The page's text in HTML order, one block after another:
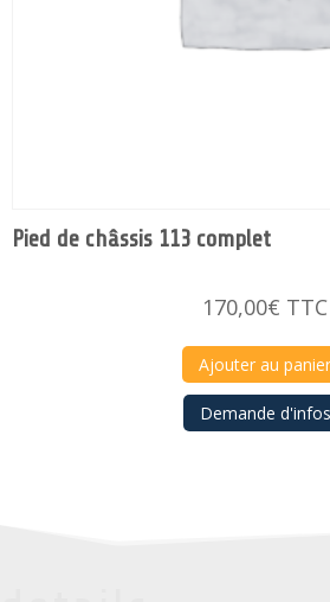
Pied de châssis 113 complet
170,00€ TTC
Ajouter au panier
Demande d'infos